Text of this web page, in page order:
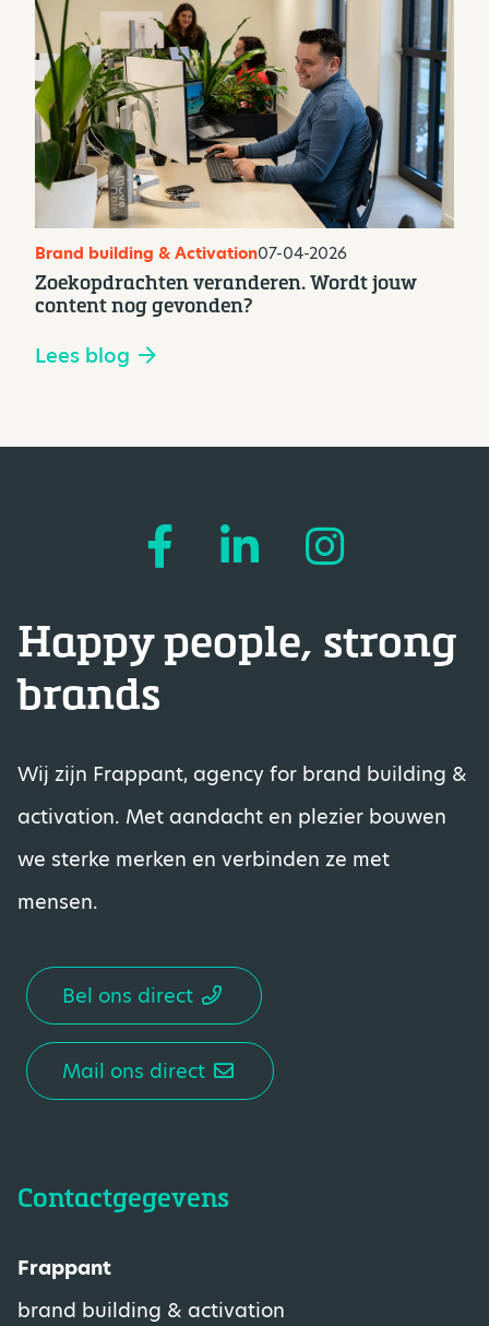
Brand building & Activation07-04-2026
Zoekopdrachten veranderen. Wordt jouw
content nog gevonden?
Lees blog
Happy people, strong
brands
Wij zijn Frappant, agency for brand building &
activation. Met aandacht en plezier bouwen
we sterke merken en verbinden ze met
mensen.
Bel ons direct
Mail ons direct
Contactgegevens
Frappant
brand building & activation